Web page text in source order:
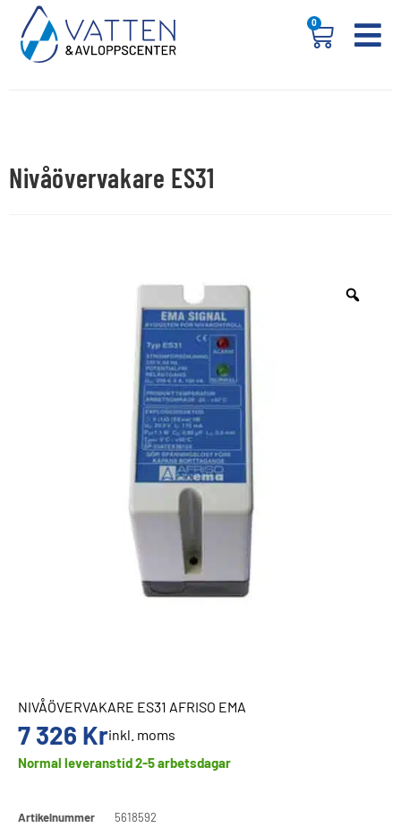
0
Nivåövervakare ES31
NIVÅÖVERVAKARE ES31 AFRISO EMA
7 326 Krinkl. moms
Normal leveranstid 2-5 arbetsdagar
Artikelnummer
5618592